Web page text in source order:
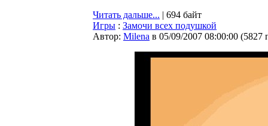
Читать дальше... | 694 байт
Игры : Замочи всех подушкой
Автор: Milena в 05/09/2007 08:00:00 (5827